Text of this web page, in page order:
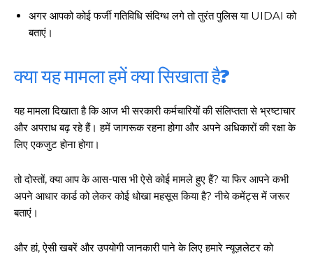
अगर आपको कोई फर्जी गतिविधि संदिग्ध लगे तो तुरंत पुलिस या UIDAI को
बताएं।
क्या यह मामला हमें क्या सिखाता है?
यह मामला दिखाता है कि आज भी सरकारी कर्मचारियों की संलिप्तता से भ्रष्टाचार
और अपराध बढ़ रहे हैं। हमें जागरूक रहना होगा और अपने अधिकारों की रक्षा के
लिए एकजुट होना होगा।
तो दोस्तों, क्या आप के आस-पास भी ऐसे कोई मामले हुए हैं? या फिर आपने कभी
अपने आधार कार्ड को लेकर कोई धोखा महसूस किया है? नीचे कमेंट्स में जरूर
बताएं।
और हां, ऐसी खबरें और उपयोगी जानकारी पाने के लिए हमारे न्यूज़लेटर को